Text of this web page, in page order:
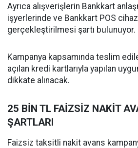
Ayrıca alışverişlerin Bankkart
işyerlerinde ve Bankkart POS
gerçekleştirilmesi şartı bulunuyor.
Kampanya kapsamında teslim
açılan kredi kartlarıyla yapılan
dikkate alınacak.
25 BİN TL FAİZSİZ NAKİT
ŞARTLARI
Faizsiz taksitli nakit avans